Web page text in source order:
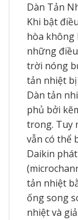
Dàn Tản
Khi bật
hòa không
những
trời nóng
tản nhiệt bị
Dàn tản
phủ bởi
trong. Tuy
vẫn có thể
Daikin
tản nhiệt
ống song
nhiệt và